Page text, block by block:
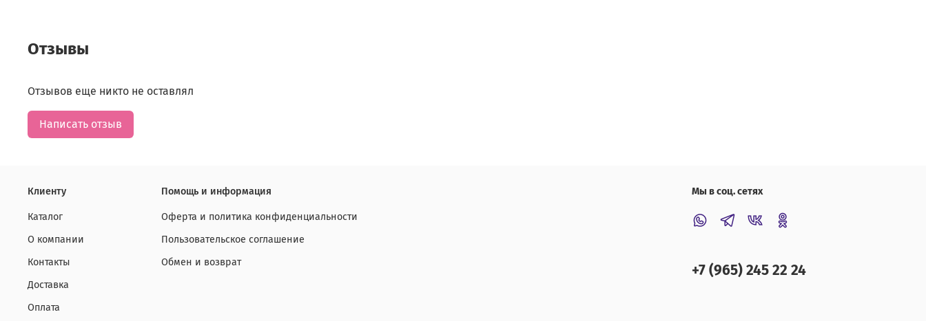
Отзывы
Отзывов еще никто не оставлял
Написать отзыв
Клиенту
Каталог
О компании
Контакты
Доставка
Оплата
Помощь и информация
Оферта и политика конфиденциальности
Пользовательское соглашение
Обмен и возврат
Мы в соц. сетях
+7 (965) 245 22 24